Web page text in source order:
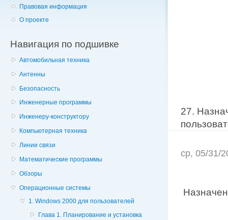
Правовая информация
О проекте
Навигация по подшивке
Автомобильная техника
Антенны
Безопасность
Инженерные программы
Инженеру-конструктору
Компьютерная техника
Линии связи
Математические программы
Обзоры
Операционные системы
1. Windows 2000 для пользователей
Глава 1. Планирование и установка
27.
ср, 05/31/